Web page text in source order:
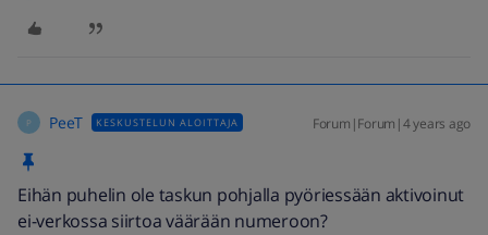
P PeeT KESKUSTELUN ALOITTAJA Forum|Forum|4 years ago
Eihän puhelin ole taskun pohjalla pyöriessään aktivoinut
ei-verkossa siirtoa väärään numeroon?